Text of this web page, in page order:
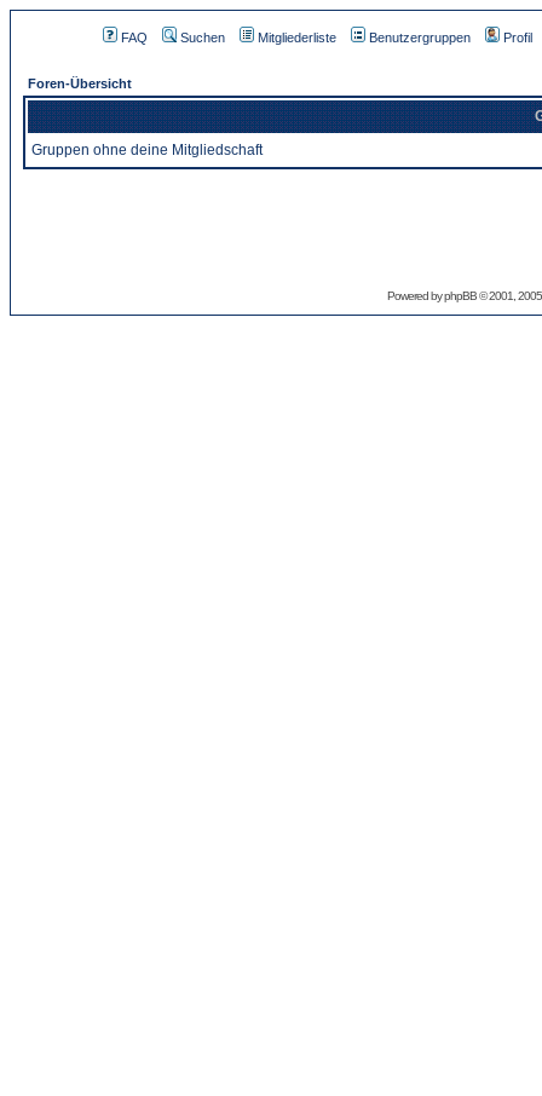
FAQ Suchen Mitgliederliste Benutzergruppen Profil
Foren-Übersicht
Gruppen ohne deine Mitgliedschaft
Powered byphpBB© 2001,